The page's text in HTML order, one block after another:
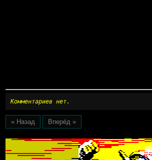
Комментариев нет.
« Назад Вперёд »